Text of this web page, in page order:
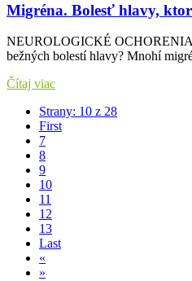
Migréna. Bolesť hlavy,
NEUROLOGICKÉ OCHORENIA
bežných bolestí hlavy? Mnohí
Čítaj viac
Strany: 10 z 28
First
7
8
9
10
11
12
13
Last
«
»